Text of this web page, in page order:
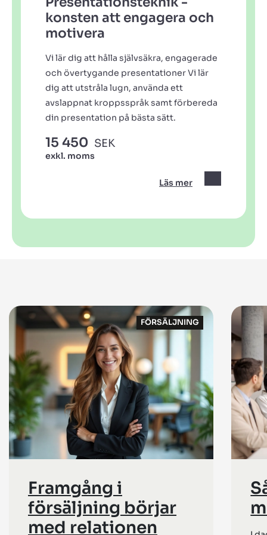
konsten att engagera och
motivera
Vi lär dig att hålla självsäkra, engagerade
och övertygande presentationer Vi lär
dig att utstråla lugn, använda ett
avslappnat kroppsspråk samt förbereda
din presentation på bästa sätt.
15 450 SEK
exkl. moms
Läs mer
FÖRSÄLJNING
Framgång i
försäljning börjar
med relationen